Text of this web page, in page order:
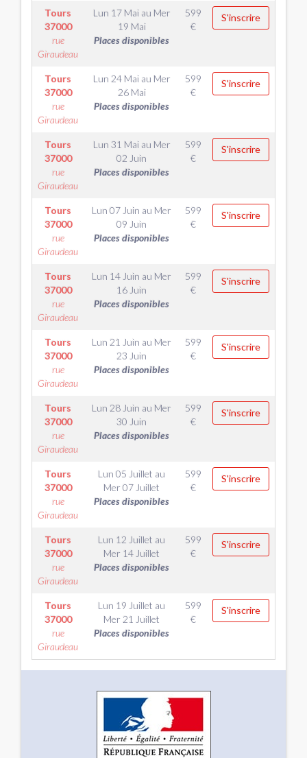
Tours
37000
rue
Giraudeau
Lun 17 Maiau Mer
19 Mai
Places disponibles
599
€
S'inscrire
Tours
37000
rue
Giraudeau
Lun 24 Maiau Mer
26 Mai
Places disponibles
599
€
S'inscrire
Tours
37000
rue
Giraudeau
Lun 31 Maiau Mer
02 Juin
Places disponibles
599
€
S'inscrire
Tours
37000
rue
Giraudeau
Lun 07 Juin au Mer
09 Juin
Places disponibles
599
€
S'inscrire
Tours
37000
rue
Giraudeau
Lun 14 Juin au Mer
16 Juin
Places disponibles
599
€
S'inscrire
Tours
37000
rue
Giraudeau
Lun 21 Juin au Mer
23 Juin
Places disponibles
599
€
S'inscrire
Tours
37000
rue
Giraudeau
Lun 28 Juin au Mer
30 Juin
Places disponibles
599
€
S'inscrire
Tours
37000
rue
Giraudeau
Lun 05 Juillet au
Mer 07 Juillet
Places disponibles
599
€
S'inscrire
Tours
37000
rue
Giraudeau
Lun 12 Juillet au
Mer 14 Juillet
Places disponibles
599
€
S'inscrire
Tours
37000
rue
Giraudeau
Lun 19 Juillet au
Mer 21 Juillet
Places disponibles
599
€
S'inscrire